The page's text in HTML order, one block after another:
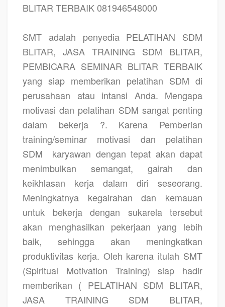
BLITAR TERBAIK 081946548000
SMT adalah penyedia PELATIHAN SDM
BLITAR, JASA TRAINING SDM BLITAR,
PEMBICARA SEMINAR BLITAR TERBAIK
yang siap memberikan pelatihan SDM di
perusahaan atau intansi Anda. Mengapa
motivasi dan pelatihan SDM sangat penting
dalam bekerja ?. Karena Pemberian
training/seminar motivasi dan pelatihan
SDM
karyawan dengan tepat akan dapat
menimbulkan semangat, gairah dan
keikhlasan kerja dalam diri seseorang.
Meningkatnya kegairahan dan kemauan
untuk bekerja dengan sukarela tersebut
akan menghasilkan pekerjaan yang lebih
baik, sehingga akan meningkatkan
produktivitas kerja. Oleh karena itulah SMT
(Spiritual Motivation Training) siap hadir
memberikan ( PELATIHAN SDM BLITAR,
JASA TRAINING SDM BLITAR,